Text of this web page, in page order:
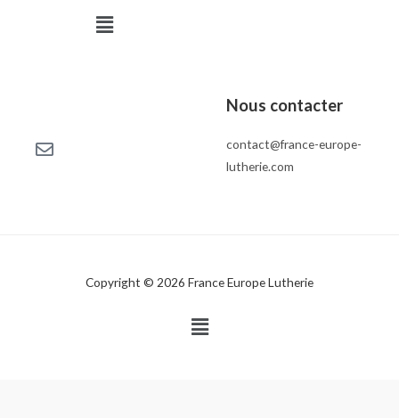
Menu
Nous contacter
contact@france-europe-
lutherie.com
Copyright © 2026 France Europe Lutherie
Menu